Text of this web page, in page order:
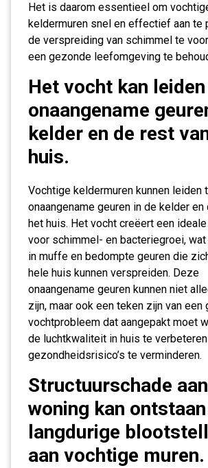
Het is daarom essentieel om
keldermuren snel en effectief aan te
de verspreiding van schimmel te
een gezonde leefomgeving te
Het vocht kan
onaangename
kelder en de rest
huis.
Vochtige keldermuren kunnen leiden
onaangename geuren in de kelder en
het huis. Het vocht creëert een
voor schimmel- en bacteriegroei,
in muffe en bedompte geuren die
hele huis kunnen verspreiden. Deze
onaangename geuren kunnen niet
zijn, maar ook een teken zijn van een
vochtprobleem dat aangepakt moet
de luchtkwaliteit in huis te
gezondheidsrisico’s te verminderen.
Structuurschade
woning kan
langdurige
aan vochtige muren.